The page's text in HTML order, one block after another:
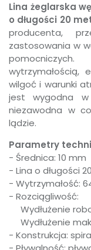
Lina żeglarska
o długości 20
producenta,
zastosowania w
wytrzymałością,
wilgoć i warunki
jest wygodna w
niezawodna w
lądzie.
Parametry
- Średnica: 10 mm
- Lina o długości
- Wytrzymałość:
- Rozciągliwość:
Wydłużenie
Wydłużenie
- Konstrukcja: